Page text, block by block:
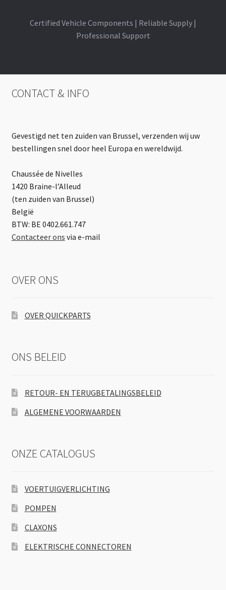
Certified Vehicle Components | Reliable Supply |
Professional Support
CONTACT & INFO
Gevestigd net ten zuiden van Brussel, verzenden wij uw
bestellingen snel door heel Europa en wereldwijd.
Chaussée de Nivelles
1420 Braine-l’Alleud
(ten zuiden van Brussel)
België
BTW: BE 0402.661.747
Contacteer ons via e-mail
OVER ONS
OVER QUICKPARTS
ONS BELEID
RETOUR- EN TERUGBETALINGSBELEID
ALGEMENE VOORWAARDEN
ONZE CATALOGUS
VOERTUIGVERLICHTING
POMPEN
CLAXONS
ELEKTRISCHE CONNECTOREN